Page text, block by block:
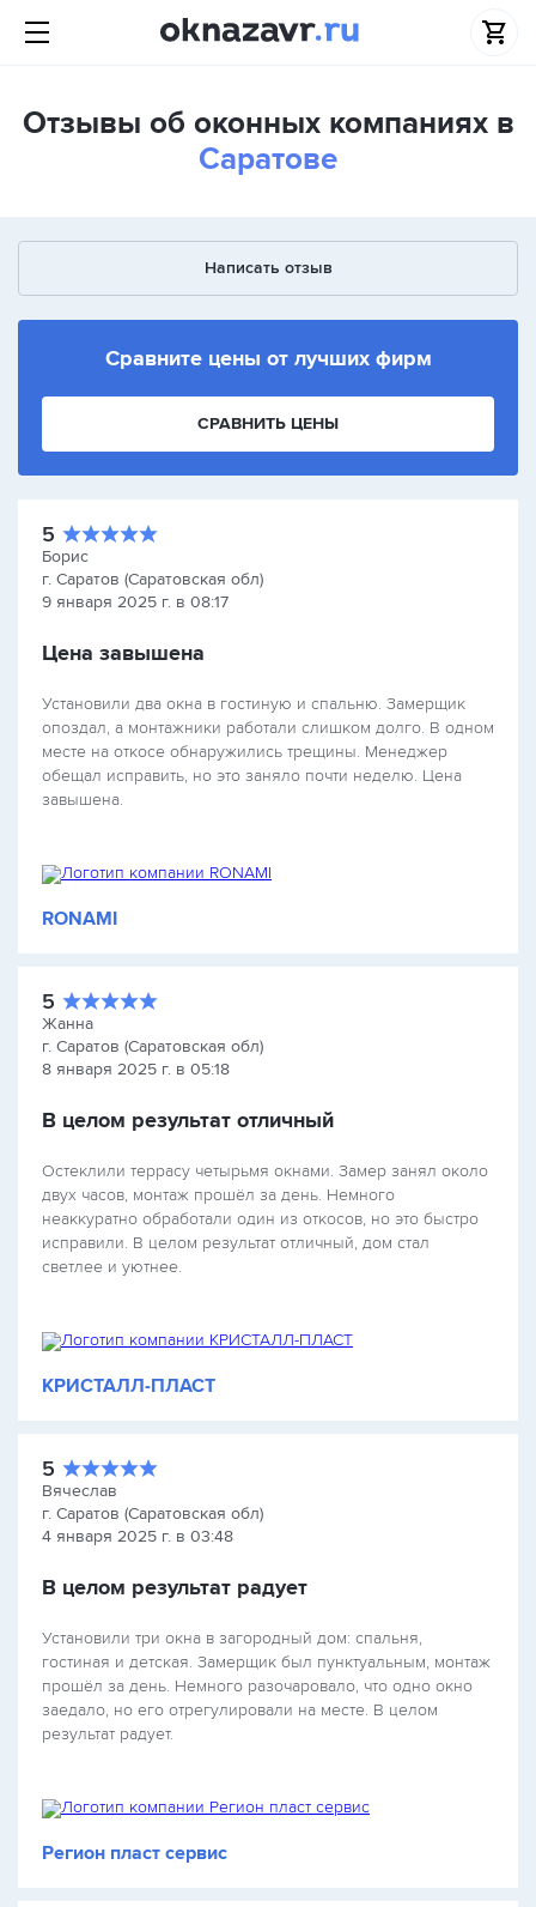
Отзывы об оконных компаниях в
Саратове
Написать отзыв
Сравните цены от лучших фирм
СРАВНИТЬ ЦЕНЫ
5
Борис
г. Саратов (Саратовская обл)
9 января 2025 г. в 08:17
Цена завышена
Установили два окна в гостиную и спальню. Замерщик
опоздал, а монтажники работали слишком долго. В одном
месте на откосе обнаружились трещины. Менеджер
обещал исправить, но это заняло почти неделю. Цена
завышена.
RONAMI
5
Жанна
г. Саратов (Саратовская обл)
8 января 2025 г. в 05:18
В целом результат отличный
Остеклили террасу четырьмя окнами. Замер занял около
двух часов, монтаж прошёл за день. Немного
неаккуратно обработали один из откосов, но это быстро
исправили. В целом результат отличный, дом стал
светлее и уютнее.
КРИСТАЛЛ-ПЛАСТ
5
Вячеслав
г. Саратов (Саратовская обл)
4 января 2025 г. в 03:48
В целом результат радует
Установили три окна в загородный дом: спальня,
гостиная и детская. Замерщик был пунктуальным, монтаж
прошёл за день. Немного разочаровало, что одно окно
заедало, но его отрегулировали на месте. В целом
результат радует.
Регион пласт сервис